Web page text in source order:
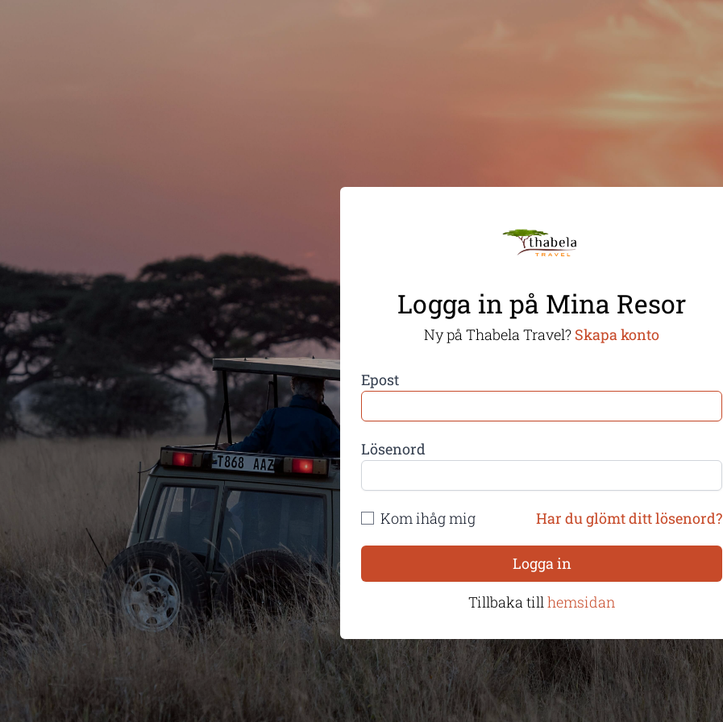
Logga in på Mina Resor
Ny på Thabela Travel? Skapa konto
Epost
Lösenord
Kom ihåg mig Har du glömt ditt lösenord?
Logga in
Tillbaka till hemsidan